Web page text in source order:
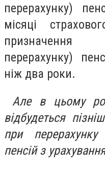
перерахунку)
місяці
перерахунку)
ніж два роки.
Але в цьому
відбудеться
при перерахунку
пенсій з